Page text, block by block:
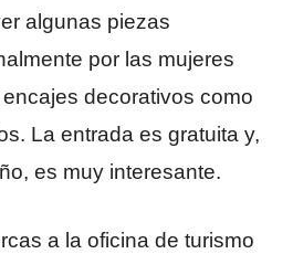
algunas piezas
por las mujeres
decorativos como
La entrada es gratuita y,
es muy interesante.
a la oficina de turismo